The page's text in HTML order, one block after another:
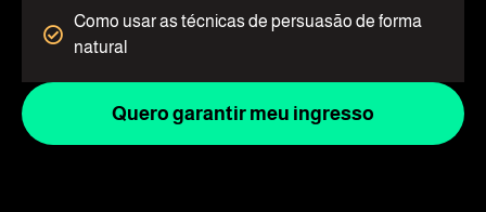
Como usar as técnicas de persuasão de forma
natural
Quero garantir meu ingresso